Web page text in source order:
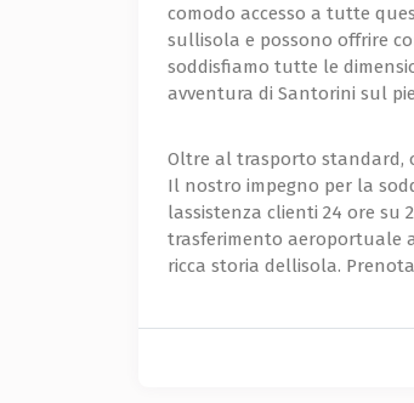
comodo accesso a tutte
sullisola e possono offrire
soddisfiamo tutte le
avventura di Santorini sul
Oltre al trasporto standard,
Il nostro impegno per la
lassistenza clienti 24 ore su
trasferimento aeroportuale
ricca storia dellisola.